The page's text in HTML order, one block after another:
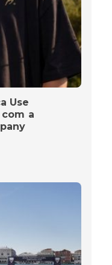
Use
a